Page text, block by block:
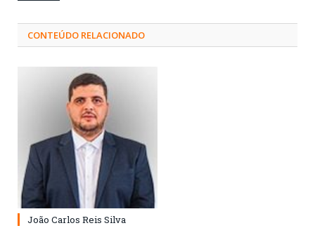
CONTEÚDO RELACIONADO
João Carlos Reis Silva